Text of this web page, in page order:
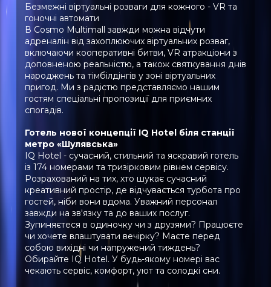
Безмежні віртуальні розваги для кожного - VR та
гоночні автомати
В Cosmo Multimall завжди можна відчути
адреналін від захоплюючих віртуальних розваг,
включаючи кооперативні битви, VR атракціони з
доповненою реальністю, а також святкування днів
народжень та тімбілдінгів у зоні віртуальних
пригод. Ми з радістю представляємо нашим
гостям спеціальні пропозиції для приємних
спогадів.
Готель нової концепції IQ Hotel біля станції
метро «Шулявська»
IQ Hotel - сучасний, стильний та яскравий готель
із 174 номерами та тризірковим рівнем сервісу.
Розрахований на тих, хто шукає сучасний
креативний простір, де відчувається турбота про
гостей, ніби вони вдома. Уважний персонал
завжди на зв'язку та до ваших послуг.
Зупиняєтеся в одиночку чи з друзями? Працюєте
чи хочете влаштувати вечірку? Маєте перед
собою вихідні чи напружений тиждень?
Обирайте IQ Hotel. У будь-якому номері вас
чекають сервіс, комфорт, уют та солодкі сни.